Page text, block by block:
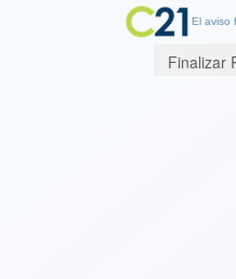
El aviso
Finalizar